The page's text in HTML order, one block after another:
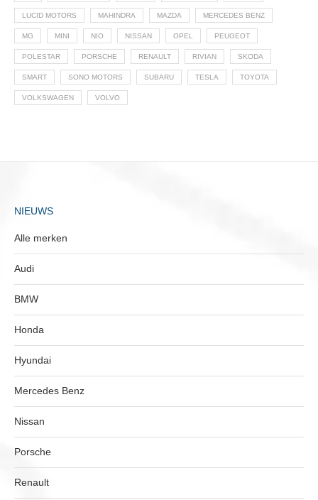
LUCID MOTORS MAHINDRA MAZDA MERCEDES BENZ
MG MINI NIO NISSAN OPEL PEUGEOT
POLESTAR PORSCHE RENAULT RIVIAN SKODA
SMART SONO MOTORS SUBARU TESLA TOYOTA
VOLKSWAGEN VOLVO
NIEUWS
Alle merken
Audi
BMW
Honda
Hyundai
Mercedes Benz
Nissan
Porsche
Renault